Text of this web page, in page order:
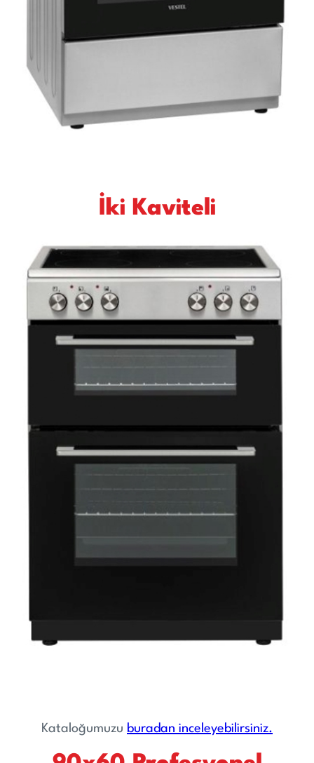
İki Kaviteli
Kataloğumuzu buradan inceleyebilirsiniz.